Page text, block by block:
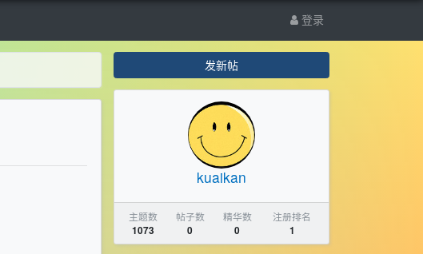
登录
发新帖
kuaikan
主题数
1073
帖子数
0
精华数
0
注册排名
1